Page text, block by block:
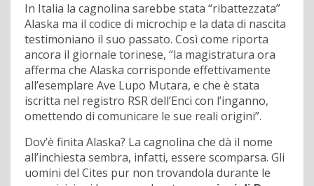
In Italia la cagnolina sarebbe stata “ribattezzata”
Alaska ma il codice di microchip e la data di nascita
testimoniano il suo passato. Così come riporta
ancora il giornale torinese, “la magistratura ora
afferma che Alaska corrisponde effettivamente
all’esemplare Ave Lupo Mutara, e che è stata
iscritta nel registro RSR dell’Enci con l’inganno,
omettendo di comunicare le sue reali origini”.
Dov’è finita Alaska? La cagnolina che dà il nome
all’inchiesta sembra, infatti, essere scomparsa. Gli
uomini del Cites pur non trovandola durante le